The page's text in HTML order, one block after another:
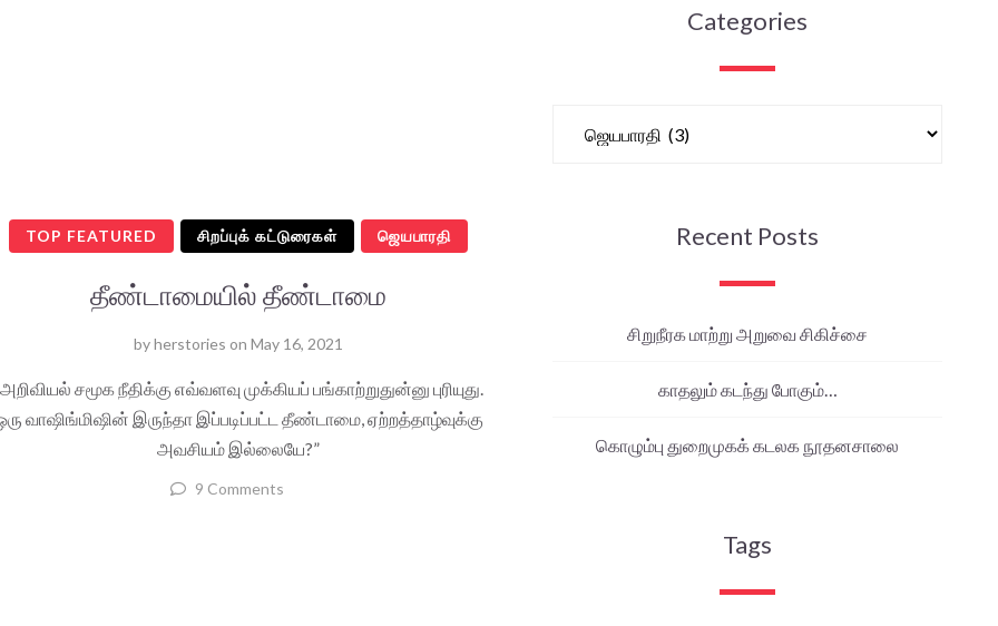
TOP FEATURED சிறப்புக் கட்டுரைகள் ஜெயபாரதி
தீண்டாமையில் தீண்டாமை
byherstories on May 16, 2021
சமூக நீதிக்கு எவ்வளவு முக்கியப் பங்காற்றுதுன்னு புரியுது.
வாஷிங்மிஷின் இருந்தா இப்படிப்பட்ட தீண்டாமை, ஏற்றத்தாழ்வுக்கு
அவசியம் இல்லையே?”
9 Comments
Categories
Recent Posts
சிறுநீரக மாற்று அறுவை சிகிச்சை
காதலும் கடந்து போகும்…
கொழும்பு துறைமுகக் கடலக நூதனசாலை
Tags